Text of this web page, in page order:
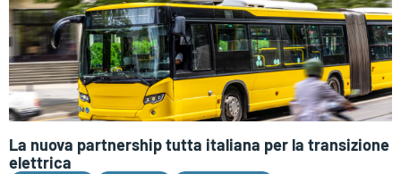
La nuova partnership tutta italiana per la transizione
elettrica